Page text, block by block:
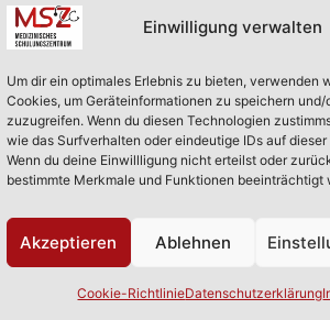
Einwilligung verwalten
Um dir ein optimales Erlebnis zu bieten, verwenden
Cookies, um Geräteinformationen zu speichern und/
zuzugreifen. Wenn du diesen Technologien
wie das Surfverhalten oder eindeutige IDs auf
Wenn du deine Einwillligung nicht erteilst oder
bestimmte Merkmale und Funktionen beeinträchtigt
Akzeptieren Ablehnen
Cookie-RichtlinieDatenschutzerklärung
Schulungszentrum